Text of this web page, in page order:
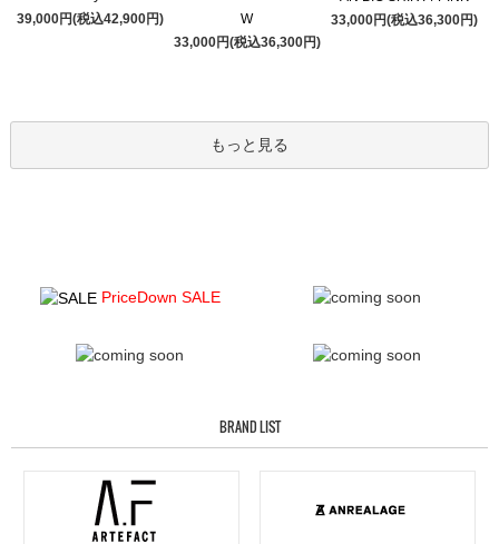
39,000円(税込42,900円)
W
33,000円(税込36,300円)
33,000円(税込36,300円)
もっと見る
PriceDown SALE
BRAND LIST